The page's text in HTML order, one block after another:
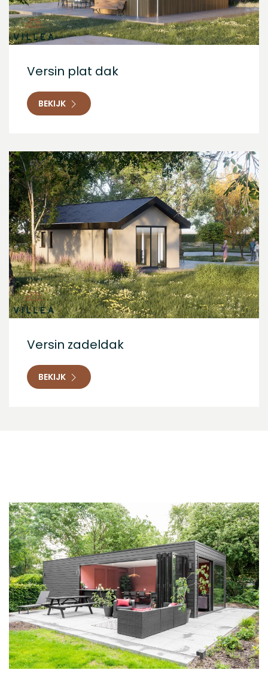
Versin plat dak
BEKIJK
Versin zadeldak
BEKIJK